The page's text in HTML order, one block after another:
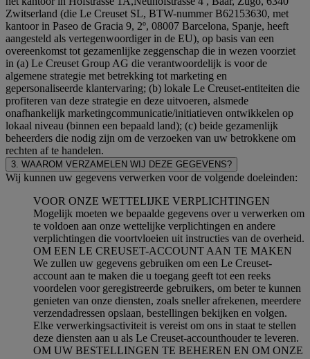
Zwitserland (die Le Creuset SL, BTW-nummer B62153630, met
kantoor in Paseo de Gracia 9, 2º, 08007 Barcelona, Spanje, heeft
aangesteld als vertegenwoordiger in de EU), op basis van een
overeenkomst tot gezamenlijke zeggenschap die in wezen voorziet
in (a) Le Creuset Group AG die verantwoordelijk is voor de
algemene strategie met betrekking tot marketing en
gepersonaliseerde klantervaring; (b) lokale Le Creuset-entiteiten die
profiteren van deze strategie en deze uitvoeren, alsmede
onafhankelijk marketingcommunicatie/initiatieven ontwikkelen op
lokaal niveau (binnen een bepaald land); (c) beide gezamenlijk
beheerders die nodig zijn om de verzoeken van uw betrokkene om
rechten af te handelen.
3. WAAROM VERZAMELEN WIJ DEZE GEGEVENS?
Wij kunnen uw gegevens verwerken voor de volgende doeleinden:
VOOR ONZE WETTELIJKE VERPLICHTINGEN
Mogelijk moeten we bepaalde gegevens over u verwerken om
te voldoen aan onze wettelijke verplichtingen en andere
verplichtingen die voortvloeien uit instructies van de overheid.
OM EEN LE CREUSET-ACCOUNT AAN TE MAKEN
We zullen uw gegevens gebruiken om een Le Creuset-
account aan te maken die u toegang geeft tot een reeks
voordelen voor geregistreerde gebruikers, om beter te kunnen
genieten van onze diensten, zoals sneller afrekenen, meerdere
verzendadressen opslaan, bestellingen bekijken en volgen.
Elke verwerkingsactiviteit is vereist om ons in staat te stellen
deze diensten aan u als Le Creuset-accounthouder te leveren.
OM UW BESTELLINGEN TE BEHEREN EN OM ONZE